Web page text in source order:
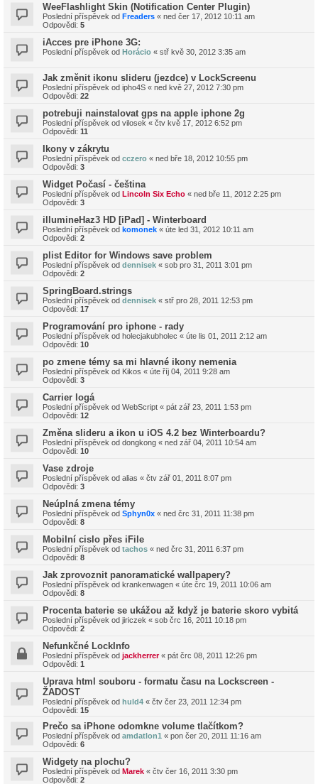
WeeFlashlight Skin (Notification Center Plugin)
Poslední příspěvek od Freaders « ned čer 17, 2012 10:11 am
Odpovědi: 5
iAcces pre iPhone 3G:
Poslední příspěvek od Horácio « stř kvě 30, 2012 3:35 am
Jak změnit ikonu slideru (jezdce) v LockScreenu
Poslední příspěvek od ipho4S « ned kvě 27, 2012 7:30 pm
Odpovědi: 22
potrebuji nainstalovat gps na apple iphone 2g
Poslední příspěvek od vilosek « čtv kvě 17, 2012 6:52 pm
Odpovědi: 11
Ikony v zákrytu
Poslední příspěvek od cczero « ned bře 18, 2012 10:55 pm
Odpovědi: 3
Widget Počasí - čeština
Poslední příspěvek od Lincoln Six Echo « ned bře 11, 2012 2:25 pm
Odpovědi: 3
illumineHaz3 HD [iPad] - Winterboard
Poslední příspěvek od komonek « úte led 31, 2012 10:11 am
Odpovědi: 2
plist Editor for Windows save problem
Poslední příspěvek od dennisek « sob pro 31, 2011 3:01 pm
Odpovědi: 2
SpringBoard.strings
Poslední příspěvek od dennisek « stř pro 28, 2011 12:53 pm
Odpovědi: 17
Programování pro iphone - rady
Poslední příspěvek od holecjakubholec « úte lis 01, 2011 2:12 am
Odpovědi: 10
po zmene témy sa mi hlavné ikony nemenia
Poslední příspěvek od Kikos « úte říj 04, 2011 9:28 am
Odpovědi: 3
Carrier logá
Poslední příspěvek od WebScript « pát zář 23, 2011 1:53 pm
Odpovědi: 12
Změna slideru a ikon u iOS 4.2 bez Winterboardu?
Poslední příspěvek od dongkong « ned zář 04, 2011 10:54 am
Odpovědi: 10
Vase zdroje
Poslední příspěvek od alias « čtv zář 01, 2011 8:07 pm
Odpovědi: 3
Neúplná zmena témy
Poslední příspěvek od Sphyn0x « ned črc 31, 2011 11:38 pm
Odpovědi: 8
Mobilní cislo přes iFile
Poslední příspěvek od tachos « ned črc 31, 2011 6:37 pm
Odpovědi: 8
Jak zprovoznit panoramatické wallpapery?
Poslední příspěvek od krankenwagen « úte črc 19, 2011 10:06 am
Odpovědi: 8
Procenta baterie se ukážou až když je baterie skoro vybitá
Poslední příspěvek od jiriczek « sob črc 16, 2011 10:18 pm
Odpovědi: 2
Nefunkčné LockInfo
Poslední příspěvek od jackherrer« pát črc 08, 2011 12:26 pm
Odpovědi: 1
Uprava html souboru - formatu času na Lockscreen -
ŽADOST
Poslední příspěvek od huld4 « čtv čer 23, 2011 12:34 pm
Odpovědi: 15
Prečo sa iPhone odomkne volume tlačítkom?
Poslední příspěvek od amdatlon1 « pon čer 20, 2011 11:16 am
Odpovědi: 6
Widgety na plochu?
Poslední příspěvek od Marek « čtv čer 16, 2011 3:30 pm
Odpovědi: 2